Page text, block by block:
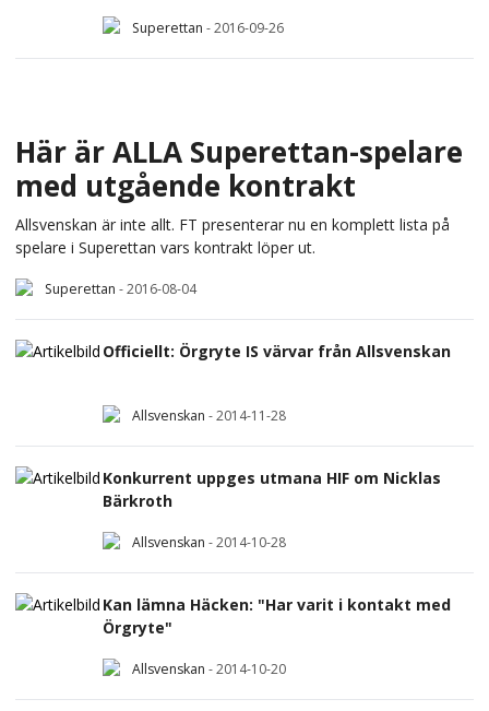
Superettan -2016-09-26
Här är ALLA Superettan-spelare
med utgående kontrakt
Allsvenskan är inte allt. FT presenterar nu en komplett lista på
spelare i Superettan vars kontrakt löper ut.
Superettan -2016-08-04
Officiellt: Örgryte IS värvar från Allsvenskan
Allsvenskan -2014-11-28
Konkurrent uppges utmana HIF om Nicklas
Bärkroth
Allsvenskan -2014-10-28
Kan lämna Häcken: "Har varit i kontakt med
Örgryte"
Allsvenskan -2014-10-20